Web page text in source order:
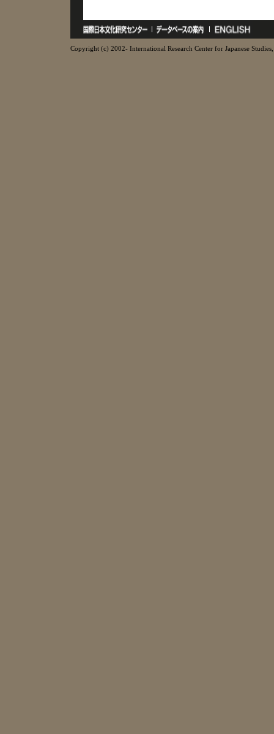
Copyright (c) 2002- International Research Center for Japanese